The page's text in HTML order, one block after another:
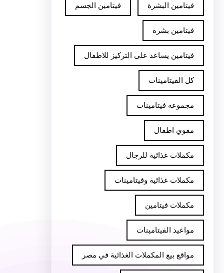
فيتامين البشرة فيتامين الجسم
فيتامين بشره
فيتامين يساعد على التركيز للاطفال
كل الفيتامينات
مجموعة فيتامينات
مقوي اطفال
مكملات غذائية للرجال
مكملات غذائية وفيتامينات
مكملات فيتامين
مواعيد الفيتامينات
مواقع بيع المكملات الغذائية في مصر